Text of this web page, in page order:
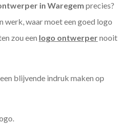
in Waregem precies?
werk, waar moet een goed logo
zou een logo ontwerpernooit
blijvende indruk maken op